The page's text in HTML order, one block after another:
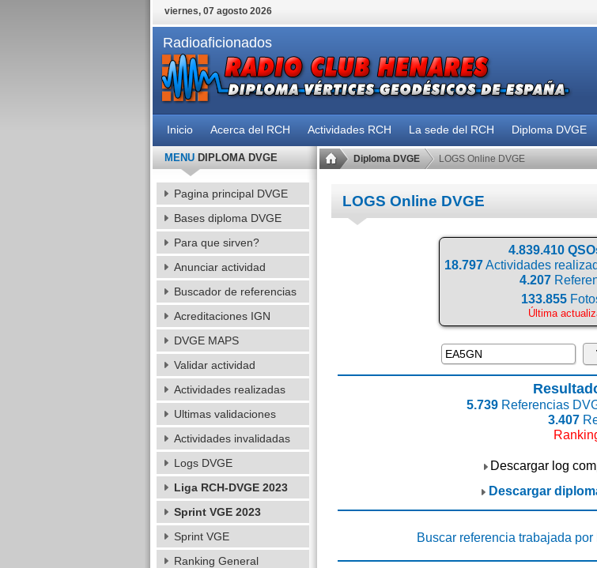
viernes, 07 agosto 2026
Radioaficionados
Inicio Acerca del RCH Actividades RCH La sede del RCH Diploma DVGE
Diploma DVGE LOGS Online DVGE
LOGS Online DVGE
4.839.410
18.797Actividades
4.207
133.855
Última
5.739Referencias
3.407
Descargar log
Descargar
Buscar referencia trabajada por
MENUDIPLOMA DVGE
Pagina principal DVGE
Bases diploma DVGE
Para que sirven?
Anunciar actividad
Buscador de referencias
Acreditaciones IGN
DVGE MAPS
Validar actividad
Actividades realizadas
Ultimas validaciones
Actividades invalidadas
Logs DVGE
Liga RCH-DVGE 2023
Sprint VGE 2023
Sprint VGE
Ranking General